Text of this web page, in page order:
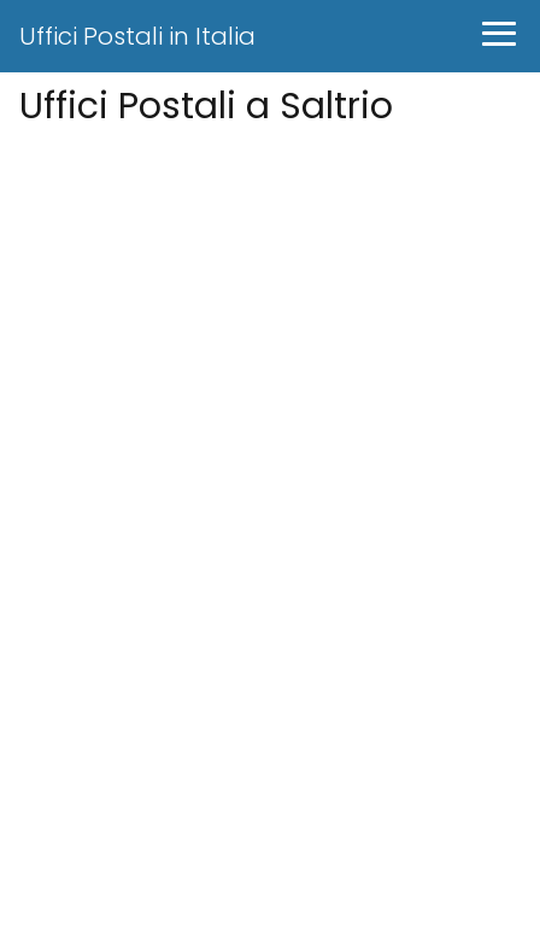
Uffici Postali in Italia
Uffici Postali a Saltrio